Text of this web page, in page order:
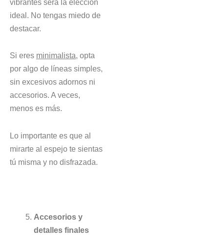
vibrantes será la elección
ideal. No tengas miedo de
destacar.
Si eres minimalista, opta
por algo de líneas simples,
sin excesivos adornos ni
accesorios. A veces,
menos es más.
Lo importante es que al
mirarte al espejo te sientas
tú misma y no disfrazada.
Accesorios y
detalles finales